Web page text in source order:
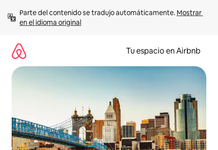
contenido
Parte del contenido se tradujo automáticamente. Mostrar
en el idioma original
Tu espacio en Airbnb